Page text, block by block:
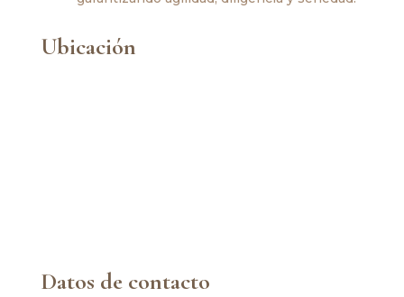
Ubicación
Datos de contacto